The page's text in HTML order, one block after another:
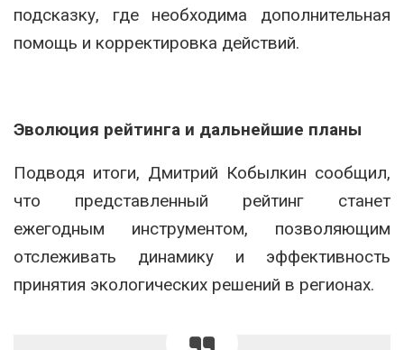
подсказку, где необходима дополнительная
помощь и корректировка действий.
Эволюция рейтинга и дальнейшие планы
Подводя итоги, Дмитрий Кобылкин сообщил,
что представленный рейтинг станет
ежегодным инструментом, позволяющим
отслеживать динамику и эффективность
принятия экологических решений в регионах.